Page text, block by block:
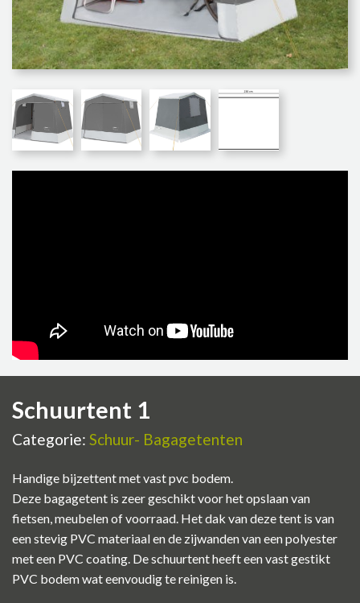
Schuurtent 1
Categorie: Schuur- Bagagetenten
Handige bijzettent met vast pvc bodem.
Deze bagagetent is zeer geschikt voor het opslaan van
fietsen, meubelen of voorraad. Het dak van deze tent is van
een stevig PVC materiaal en de zijwanden van een polyester
met een PVC coating. De schuurtent heeft een vast gestikt
PVC bodem wat eenvoudig te reinigen is.